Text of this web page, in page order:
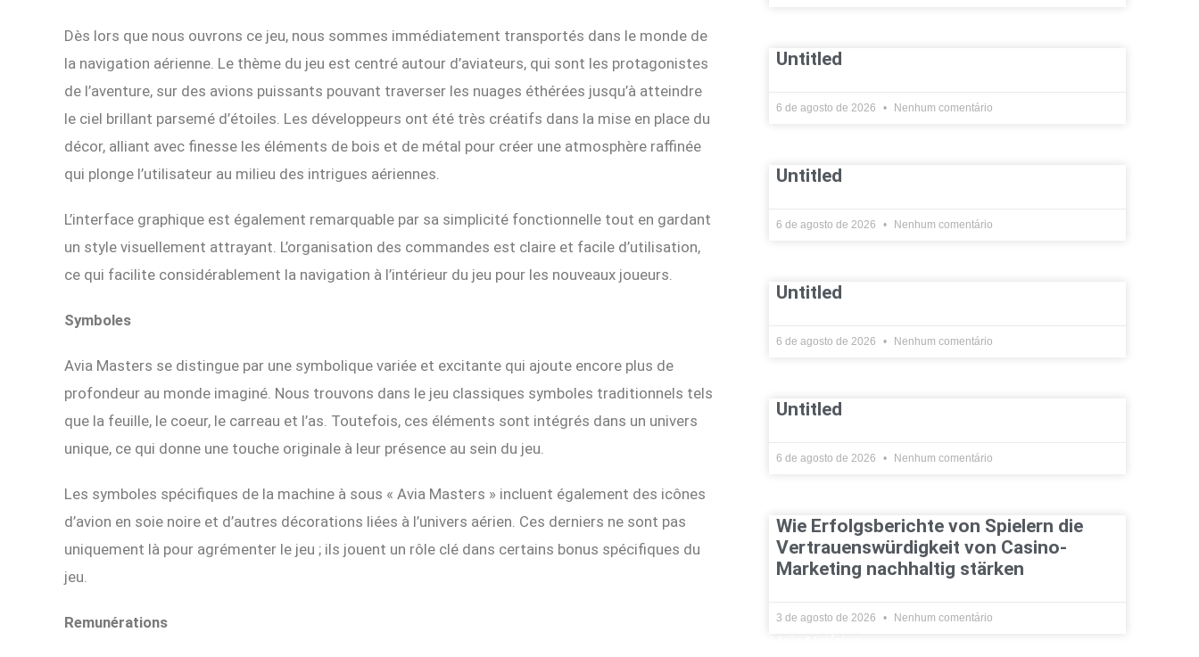
Dès lors que nous ouvrons ce jeu, nous sommes immédiatement transportés dans le monde de
la navigation aérienne. Le thème du jeu est centré autour d’aviateurs, qui sont les protagonistes
de l’aventure, sur des avions puissants pouvant traverser les nuages éthérées jusqu’à atteindre
le ciel brillant parsemé d’étoiles. Les développeurs ont été très créatifs dans la mise en place du
décor, alliant avec finesse les éléments de bois et de métal pour créer une atmosphère raffinée
qui plonge l’utilisateur au milieu des intrigues aériennes.
L’interface graphique est également remarquable par sa simplicité fonctionnelle tout en gardant
un style visuellement attrayant. L’organisation des commandes est claire et facile d’utilisation,
ce qui facilite considérablement la navigation à l’intérieur du jeu pour les nouveaux joueurs.
Symboles
Avia Masters se distingue par une symbolique variée et excitante qui ajoute encore plus de
profondeur au monde imaginé. Nous trouvons dans le jeu classiques symboles traditionnels tels
que la feuille, le coeur, le carreau et l’as. Toutefois, ces éléments sont intégrés dans un univers
unique, ce qui donne une touche originale à leur présence au sein du jeu.
Les symboles spécifiques de la machine à sous « Avia Masters » incluent également des icônes
d’avion en soie noire et d’autres décorations liées à l’univers aérien. Ces derniers ne sont pas
uniquement là pour agrémenter le jeu ; ils jouent un rôle clé dans certains bonus spécifiques du
jeu.
Remunérations
Untitled
6 de agosto de 2026 Nenhum comentário
Untitled
6 de agosto de 2026 Nenhum comentário
Untitled
6 de agosto de 2026 Nenhum comentário
Untitled
6 de agosto de 2026 Nenhum comentário
Wie Erfolgsberichte von Spielern die
Vertrauenswürdigkeit von Casino-
Marketing nachhaltig stärken
3 de agosto de 2026 Nenhum comentário